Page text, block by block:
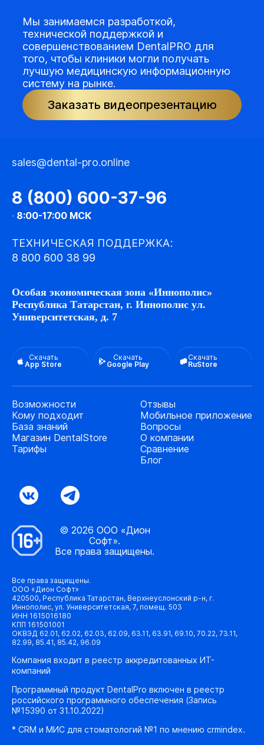
Мы занимаемся разработкой,
технической поддержкой и
совершенствованием DentalPRO для
того, чтобы клиники могли получать
лучшую медицинскую информационную
систему на рынке.
Заказать видеопрезентацию
sales@dental-pro.online
8 (800) 600-37-96
· 8:00-17:00 МСК
ТЕХНИЧЕСКАЯ ПОДДЕРЖКА:
8 800 600 38 99
Особая экономическая зона «Иннополис»
Республика Татарстан, г. Иннополис ул.
Университетская, д. 7
Скачать
App Store
Скачать
Google Play
Скачать
RuStore
Возможности
Кому подходит
База знаний
Магазин DentalStore
Тарифы
Отзывы
Мобильное приложение
Вопросы
О компании
Сравнение
Блог
© 2026 ООО «Дион
Софт».
Все права защищены.
Все права защищены.
ООО «Дион Софт»
420500, Республика Татарстан, Верхнеуслонский р-н, г.
Иннополис, ул. Университетская, 7, помещ. 503
ИНН 1615016180
КПП 161501001
ОКВЭД 62.01, 62.02, 62.03, 62.09, 63.11, 63.91, 69.10, 70.22, 73.11,
82.99, 85.41, 85.42, 96.09
Компания входит в реестр аккредитованных ИТ-
компаний
Программный продукт DentalPro включен в реестр
российского программного обеспечения (Запись
№15390 от 31.10.2022)
* CRM и МИС для стоматологий №1 по мнению crmindex.